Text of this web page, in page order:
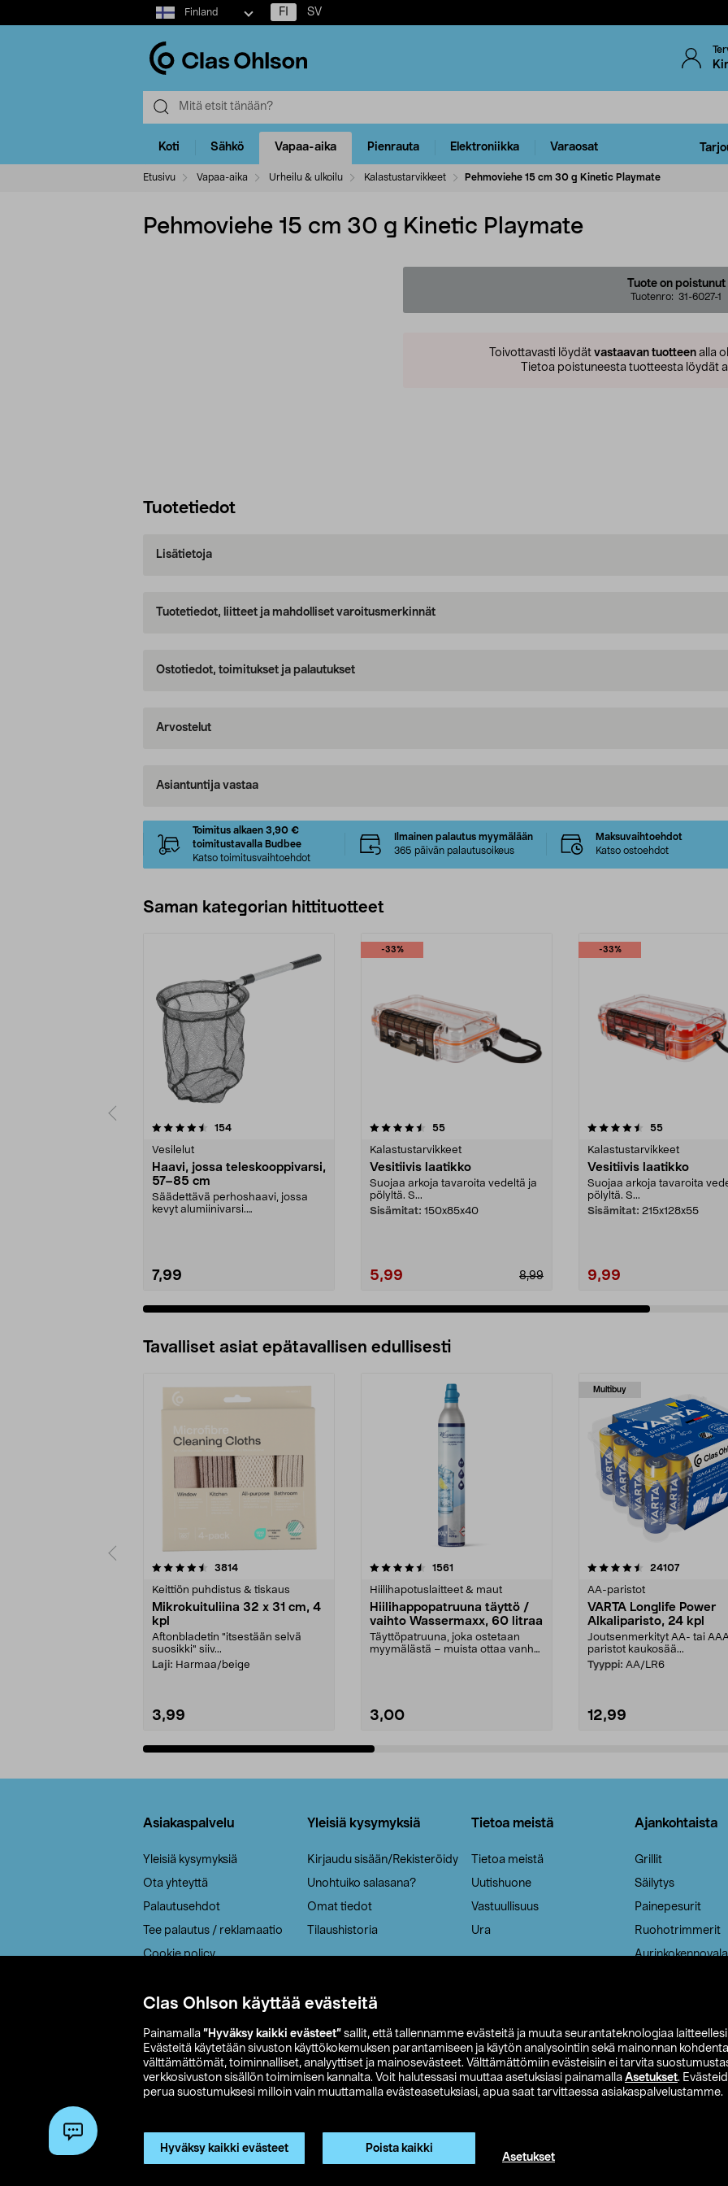
Clas Ohlson käyttää evästeitä
Painamalla ”Hyväksy kaikki evästeet” sallit, että tallennamme evästeitä ja muuta seurantateknologiaa laitteellesi
Evästeitä käytetään sivuston käyttökokemuksen parantamiseen ja käytön analysointiin sekä mainonnan
välttämättömät, toiminnalliset, analyyttiset ja mainosevästeet. Välttämättömiin evästeisiin ei tarvita
verkkosivuston sisällön toimimisen kannalta. Voit halutessasi muuttaa asetuksiasi painamalla Asetukset.
perua suostumuksesi milloin vain muuttamalla evästeasetuksiasi, apua saat tarvittaessa asiakaspalvelustamme.
Hyväksy kaikki evästeet Poista kaikki
Asetukset
Select
market
Finland FI SV
Koti Sähkö Vapaa-aika Pienrauta Elektroniikka Varaosat
Etusivu Vapaa-aika Urheilu & ulkoilu Kalastustarvikkeet Pehmoviehe 15 cm 30 g Kinetic Playmate
Pehmoviehe 15 cm 30 g Kinetic Playmate
Tuote on poistunut
Tuotenro: 31-6027-1
Toivottavasti löydät vastaavan tuotteen alla
Tietoa poistuneesta tuotteesta löydät
Tuotetiedot
Lisätietoja
Tuotetiedot, liitteet ja mahdolliset varoitusmerkinnät
Ostotiedot, toimitukset ja palautukset
Arvostelut
Asiantuntija vastaa
Toimitus alkaen 3,90 €
toimitustavalla Budbee
Katso toimitusvaihtoehdot
Ilmainen palautus myymälään
365 päivän palautusoikeus
Maksuvaihtoehdot
Katso ostoehdot
Saman kategorian hittituotteet
154arvostelut
Vesilelut
Haavi, jossa teleskooppivarsi,
57–85 cm
Säädettävä perhoshaavi, jossa
kevyt alumiinivarsi.
7,99
-33%
4.5 viidestä
55arvostelut
Kalastustarvikkeet
Vesitiivis laatikko
Suojaa arkoja tavaroita vedeltä ja
pölyltä. S...
Sisämitat: 150x85x40
5,99 8,99
-33%
4.5 viidestä
55arvostelut
Kalastustarvikkeet
Vesitiivis laatikko
Suojaa arkoja tavaroita
pölyltä. S...
Sisämitat: 215x128x55
9,99
4.5 viidestä
Tavalliset asiat epätavallisen edullisesti
3814arvostelut
Keittiön puhdistus & tiskaus
Mikrokuituliina 32 x 31 cm, 4
kpl
Aftonbladetin "itsestään selvä
suosikki" siiv...
Laji: Harmaa/beige
3,99
4.5viidestä
1561
Hiilihapotuslaitteet & maut
Hiilihappopatruuna täyttö /
vaihto Wassermaxx, 60 litraa
Täyttöpatruuna, joka ostetaan
myymälästä – muista ottaa vanha
3,00
Multibuy
4.5viidestä
24107arvostelut
AA-paristot
VARTA Longlife Power
Alkaliparisto, 24 kpl
Joutsenmerkityt AA- tai
paristot kaukosää...
Tyyppi: AA/LR6
12,99
4.5viidestä
Asiakaspalvelu
Yleisiä kysymyksiä
Ota yhteyttä
Palautusehdot
Tee palautus / reklamaatio
Cookie policy
Saavutettavuus
Yleisiä kysymyksiä
Kirjaudu sisään/Rekisteröidy
Unohtuiko salasana?
Omat tiedot
Tilaushistoria
Tietoa meistä
Tietoa meistä
Uutishuone
Vastuullisuus
Ura
Ajankohtaista
Grillit
Säilytys
Painepesurit
Ruohotrimmerit